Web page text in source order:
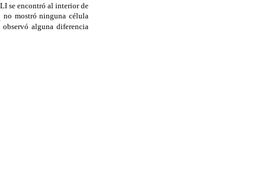
se encontró al interior de
no mostró ninguna célula
observó alguna diferencia